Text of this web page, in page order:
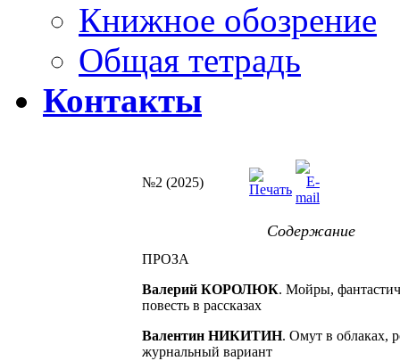
Книжное обозрение
Общая тетрадь
Контакты
№2 (2025)
Содержание
ПРОЗА
Валерий КОРОЛЮК. Мойры,
повесть в рассказах
Валентин НИКИТИН. Омут в облаках,
журнальный вариант